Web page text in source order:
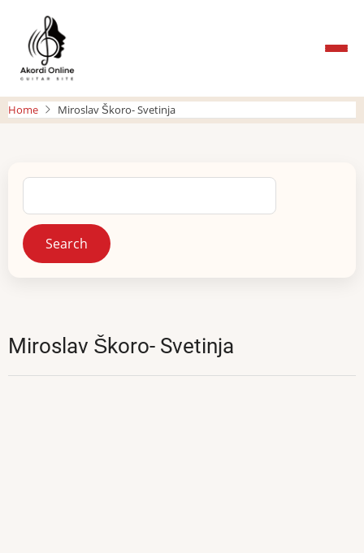
main
content
Home Miroslav Škoro- Svetinja
Search
Miroslav Škoro- Svetinja